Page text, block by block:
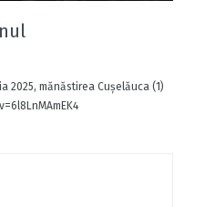
2025, mănăstirea Cușelăuca (1)